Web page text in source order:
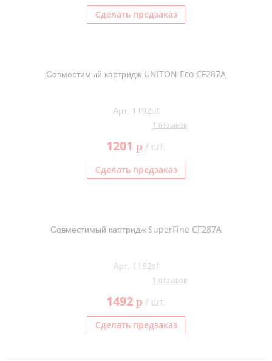
Сделать предзаказ
Совместимый картридж UNITON Eco CF287A
Арт. 1192ut
1 отзывов
1201 p/ шт.
Сделать предзаказ
Совместимый картридж SuperFine CF287A
Арт. 1192sf
1 отзывов
1492 p/ шт.
Сделать предзаказ